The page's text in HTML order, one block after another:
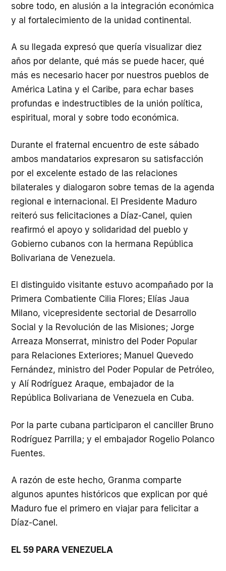
sobre todo, en alusión a la integración económica
y al fortalecimiento de la unidad continental.
A su llegada expresó que quería visualizar diez
años por delante, qué más se puede hacer, qué
más es necesario hacer por nuestros pueblos de
América Latina y el Caribe, para echar bases
profundas e indestructibles de la unión política,
espiritual, moral y sobre todo económica.
Durante el fraternal encuentro de este sábado
ambos mandatarios expresaron su satisfacción
por el excelente estado de las relaciones
bilaterales y dialogaron sobre temas de la agenda
regional e internacional. El Presidente Maduro
reiteró sus felicitaciones a Díaz-Canel, quien
reafirmó el apoyo y solidaridad del pueblo y
Gobierno cubanos con la hermana República
Bolivariana de Venezuela.
El distinguido visitante estuvo acompañado por la
Primera Combatiente Cilia Flores; Elías Jaua
Milano, vicepresidente sectorial de Desarrollo
Social y la Revolución de las Misiones; Jorge
Arreaza Monserrat, ministro del Poder Popular
para Relaciones Exteriores; Manuel Quevedo
Fernández, ministro del Poder Popular de Petróleo,
y Alí Rodríguez Araque, embajador de la
República Bolivariana de Venezuela en Cuba.
Por la parte cubana participaron el canciller Bruno
Rodríguez Parrilla; y el embajador Rogelio Polanco
Fuentes.
A razón de este hecho, Granma comparte
algunos apuntes históricos que explican por qué
Maduro fue el primero en viajar para felicitar a
Díaz-Canel.
EL 59 PARA VENEZUELA